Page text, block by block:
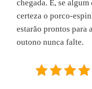
chegada. E, se
certeza o porco-
estarão prontos para
outono nunca falte.